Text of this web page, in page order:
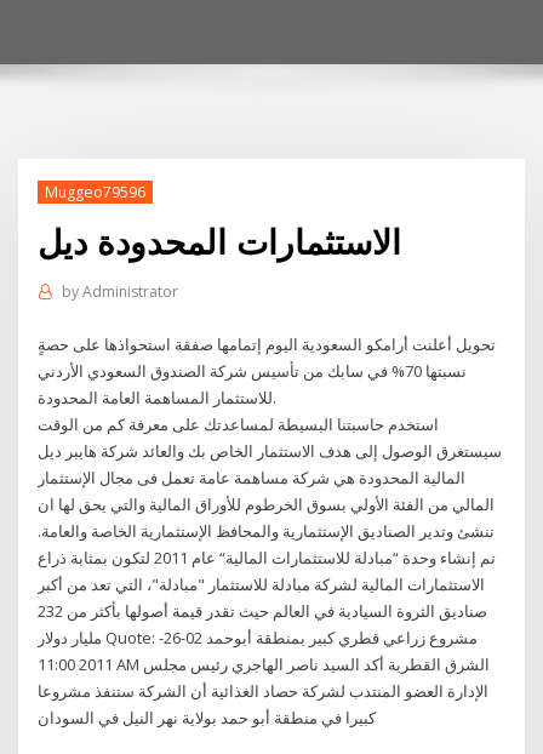
Muggeo79596
الاستثمارات المحدودة ديل
byAdministrator
تحويل أعلنت أرامكو السعودية اليوم إتمامها صفقة استحواذها على حصةٍ
نسبتها 70% في سابك من تأسيس شركة الصندوق السعودي الأردني
للاستثمار المساهمة العامة المحدودة.
استخدم حاسبتنا البسيطة لمساعدتك على معرفة كم من الوقت
سيستغرق الوصول إلى هدف الاستثمار الخاص بك والعائد شركة هايبر ديل
المالية المحدودة هي شركة مساهمة عامة تعمل فى مجال الإستثمار
المالي من الفئة الأولي بسوق الخرطوم للأوراق المالية والتي يحق لها ان
تنشئ وتدير الصناديق الإستثمارية والمحافظ الإستثمارية الخاصة والعامة.
تم إنشاء وحدة “مبادلة للاستثمارات المالية“ عام 2011 لتكون بمثابة ذراع
الاستثمارات المالية لشركة مبادلة للاستثمار "مبادلة"، التي تعد من أكبر
صناديق الثروة السيادية في العالم حيث تقدر قيمة أصولها بأكثر من 232
مليار دولار Quote: مشروع زراعي قطري كبير بمنطقة أبوحمد 02-26-
2011 11:00 AM الشرق القطرية أكد السيد ناصر الهاجري رئيس مجلس
الإدارة العضو المنتدب لشركة حصاد الغذائية أن الشركة ستنفذ مشروعا
كبيرا في منطقة أبو حمد بولاية نهر النيل في السودان